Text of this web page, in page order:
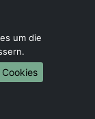
Main
um die